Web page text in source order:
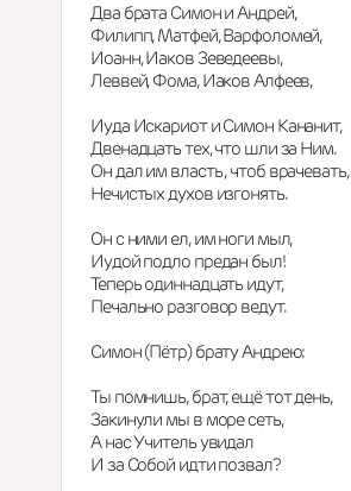
Два брата Симон и Андрей,
Филипп, Матфей, Варфоломей,
Иоанн, Иаков Зеведеевы,
Леввей, Фома, Иаков Алфеев,
Иуда Искариот и Симон Кананит,
Двенадцать тех, что шли за Ним.
Он дал им власть , чтоб врачевать,
Нечистых духов изгонять.
Он с ними ел, им ноги мыл,
Иудой подло предан был!
Теперь одиннадцать идут,
Печально разговор ведут.
Симон (Пётр) брату Андрею:
Ты помнишь, брат, ещё тот день,
Закинули мы в море сеть,
А нас Учитель увидал
И за Собой идти позвал?